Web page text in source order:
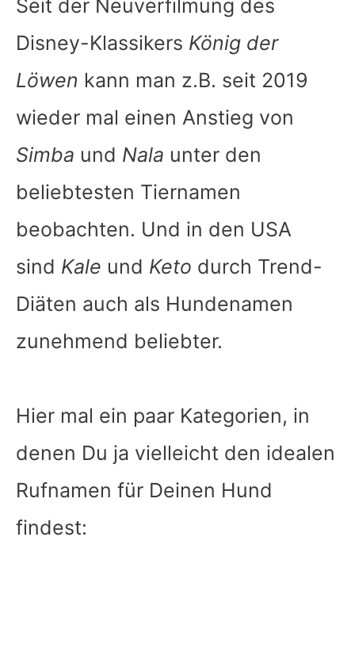
Seit der Neuverfilmung des
Disney-Klassikers König der
Löwen kann man z.B. seit 2019
wieder mal einen Anstieg von
Simba und Nala unter den
beliebtesten Tiernamen
beobachten. Und in den USA
sind Kale und Keto durch Trend-
Diäten auch als Hundenamen
zunehmend beliebter.
Hier mal ein paar Kategorien, in
denen Du ja vielleicht den idealen
Rufnamen für Deinen Hund
findest: